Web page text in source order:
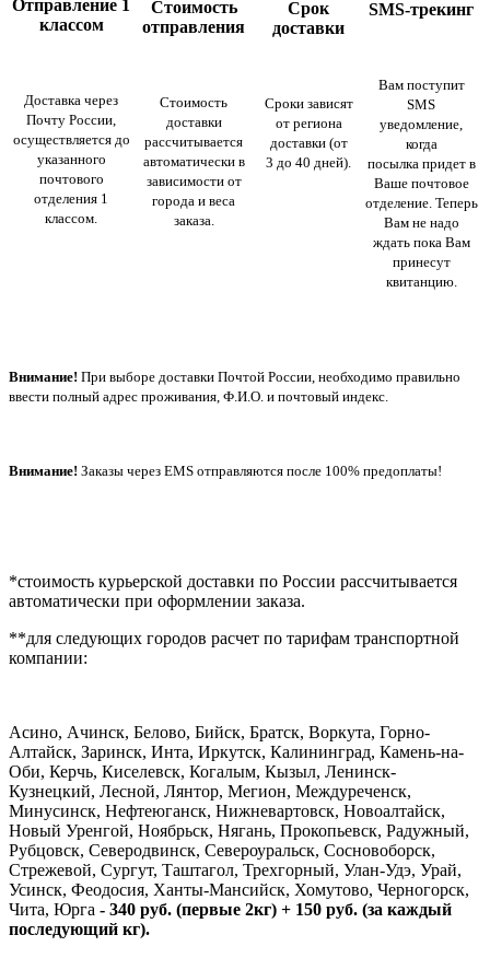
Отправление 1
классом
Доставка через
Почту России,
осуществляется до
указанного
почтового
отделения 1
классом.
Стоимость
отправления
Стоимость
доставки
рассчитывается
автоматически в
зависимости от
города и веса
заказа.
Срок
доставки
Сроки зависят
от региона
доставки (от
3 до 40 дней).
SMS-трекинг
Вам поступит
SMS
уведомление,
когда
посылка придет в
Ваше почтовое
отделение. Теперь
Вам не надо
ждать пока Вам
принесут
квитанцию.
Внимание! При выборе доставки Почтой России, необходимо правильно
ввести полный адрес проживания, Ф.И.О. и почтовый индекс.
Внимание! Заказы через EMS отправляются после 100% предоплаты!
*стоимость курьерской доставки по России рассчитывается
автоматически при оформлении заказа.
**для следующих городов расчет по тарифам транспортной
компании:
Асино, Ачинск, Белово, Бийск, Братск, Воркута, Горно-
Алтайск, Заринск, Инта, Иркутск, Калининград, Камень-на-
Оби, Керчь, Киселевск, Когалым, Кызыл, Ленинск-
Кузнецкий, Лесной, Лянтор, Мегион, Междуреченск,
Минусинск, Нефтеюганск, Нижневартовск, Новоалтайск,
Новый Уренгой, Ноябрьск, Нягань, Прокопьевск, Радужный,
Рубцовск, Северодвинск, Североуральск, Сосновоборск,
Стрежевой, Сургут, Таштагол, Трехгорный, Улан-Удэ, Урай,
Усинск, Феодосия, Ханты-Мансийск, Хомутово, Черногорск,
Чита, Юрга - 340 руб. (первые 2кг) + 150 руб. (за каждый
последующий кг).